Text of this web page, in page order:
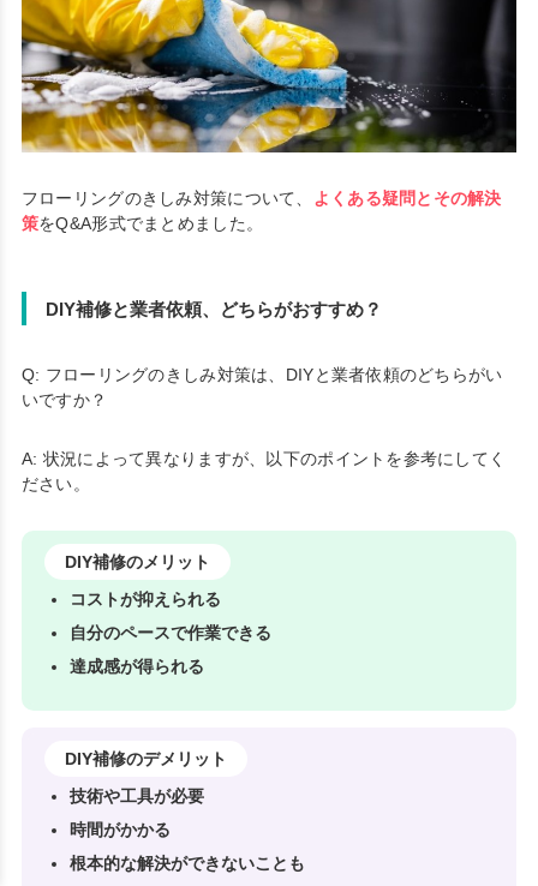
フローリングのきしみ対策について、
よくある疑問とその解決
策をQ&A形式でまとめました。
DIY補修と業者依頼、どちらがおすすめ？
Q: フローリングのきしみ対策は、DIYと業者依頼のどちらがい
いですか？
A: 状況によって異なりますが、以下のポイントを参考にしてく
ださい。
DIY補修のメリット
コストが抑えられる
自分のペースで作業できる
達成感が得られる
DIY補修のデメリット
技術や工具が必要
時間がかかる
根本的な解決ができないことも